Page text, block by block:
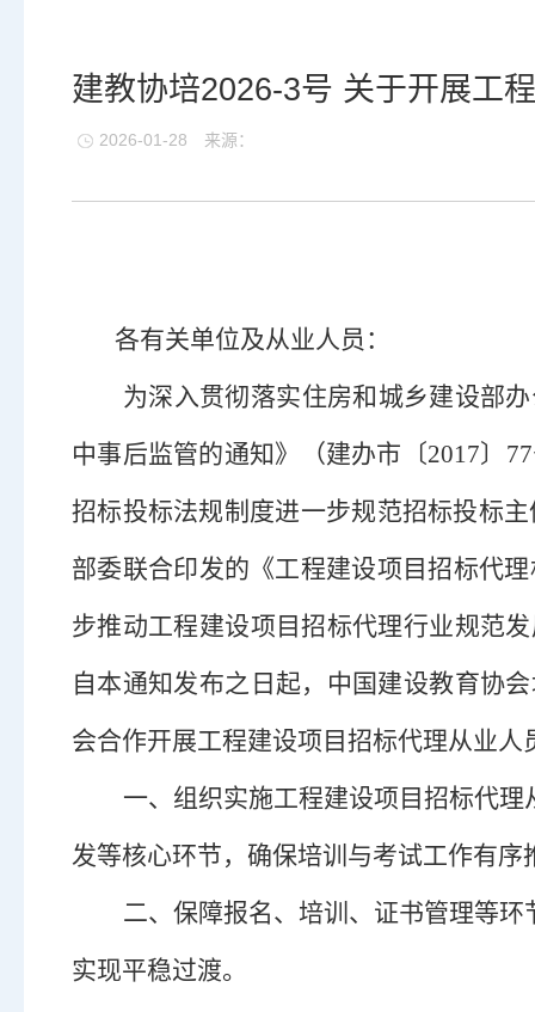
建教协培2026-3号 关于开展工
2026-01-28 来源：
各有关单位及从业人员：
为深入贯彻落实住房和城乡建设部
中事后监管的通知》（建办市〔2017〕
招标投标法规制度进一步规范招标投标
部委联合印发的《工程建设项目招标代
步推动工程建设项目招标代理行业规范
自本通知发布之日起，中国建设教育协
会合作开展工程建设项目招标代理从业人
一、 组织实施工程建设项目招标代
发等核心环节，确保培训与考试工作有序
二、 保障报名、培训、证书管理等
实现平稳过渡。